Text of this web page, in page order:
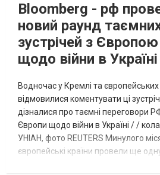
Bloomberg - рф
новий раунд
зустрічей з Європою
щодо війни в Україні
Водночас у Кремлі та європейських
відмовилися коментувати ці
дізналися про таємні переговори
Європи щодо війни в Україні / /
УНІАН, фото REUTERS Минулого
європейські країни провели ще